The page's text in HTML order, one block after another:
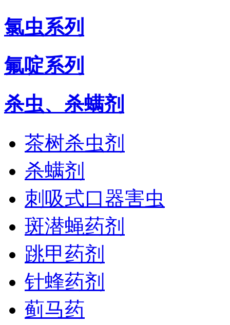
氯虫系列
氟啶系列
杀虫、杀螨剂
茶树杀虫剂
杀螨剂
刺吸式口器害虫
斑潜蝇药剂
跳甲药剂
针蜂药剂
蓟马药